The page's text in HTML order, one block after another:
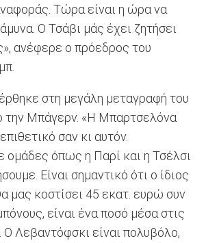
Τώρα είναι η ώρα να
Ο Τσάβι μάς έχει ζητήσει
ανέφερε ο πρόεδρος του
στη μεγάλη μεταγραφή του
την Μπάγερν. «Η Μπαρτσελόνα
σαν κι αυτόν.
ομάδες όπως η Παρί και η Τσέλσι
Είναι σημαντικό ότι ο ίδιος
μας κοστίσει 45 εκατ. ευρώ συν
είναι ένα ποσό μέσα στις
Ο Λεβαντόφσκι είναι πολυβόλο,